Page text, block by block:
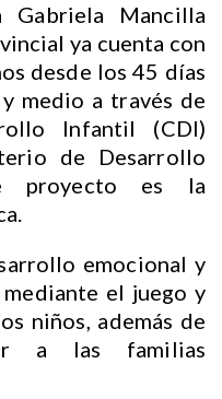
Gabriela Mancilla
ya cuenta con
desde los 45 días
medio a través de
Infantil (CDI)
de Desarrollo
proyecto es la
emocional y
el juego y
niños, además de
a las familias